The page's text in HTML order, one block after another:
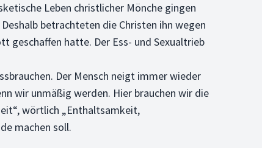
Leben christlicher Mönche gingen
betrachteten die Christen ihn wegen
geschaffen hatte. Der Ess- und Sexualtrieb
Der Mensch neigt immer wieder
wir unmäßig werden. Hier brauchen wir die
wörtlich „Enthaltsamkeit,
machen soll.